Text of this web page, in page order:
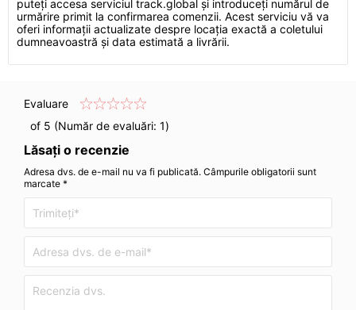
puteți accesa serviciul track.global și introduceți numărul de
urmărire primit la confirmarea comenzii. Acest serviciu vă va
oferi informații actualizate despre locația exactă a coletului
dumneavoastră și data estimată a livrării.
Evaluare
of 5 (Număr de evaluări: 1)
Lăsați o recenzie
Adresa dvs. de e-mail nu va fi publicată. Câmpurile obligatorii sunt
marcate *